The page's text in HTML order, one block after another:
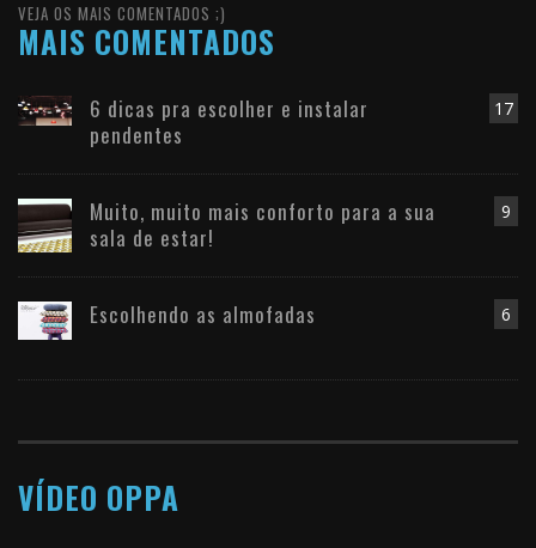
VEJA OS MAIS COMENTADOS ;)
MAIS COMENTADOS
17
6 dicas pra escolher e instalar
pendentes
9
Muito, muito mais conforto para a sua
sala de estar!
6
Escolhendo as almofadas
VÍDEO OPPA